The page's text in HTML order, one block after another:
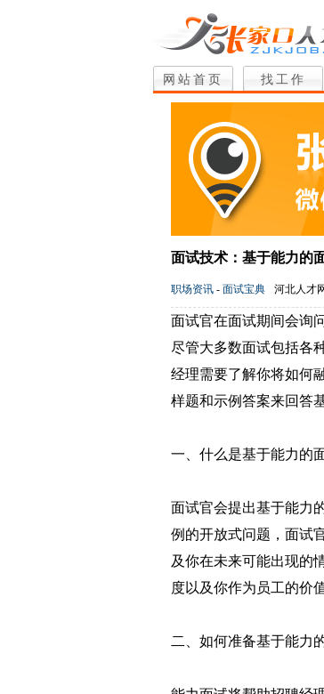
网站首页 找工作
面试技术：基于能力的
职场资讯 - 面试宝典 河北人才
面试官在面试期间会询
尽管大多数面试包括各
经理需要了解你将如何
样题和示例答案来回答
一、什么是基于能力的
面试官会提出基于能力
例的开放式问题，面试
及你在未来可能出现的
度以及你作为员工的价
二、如何准备基于能力